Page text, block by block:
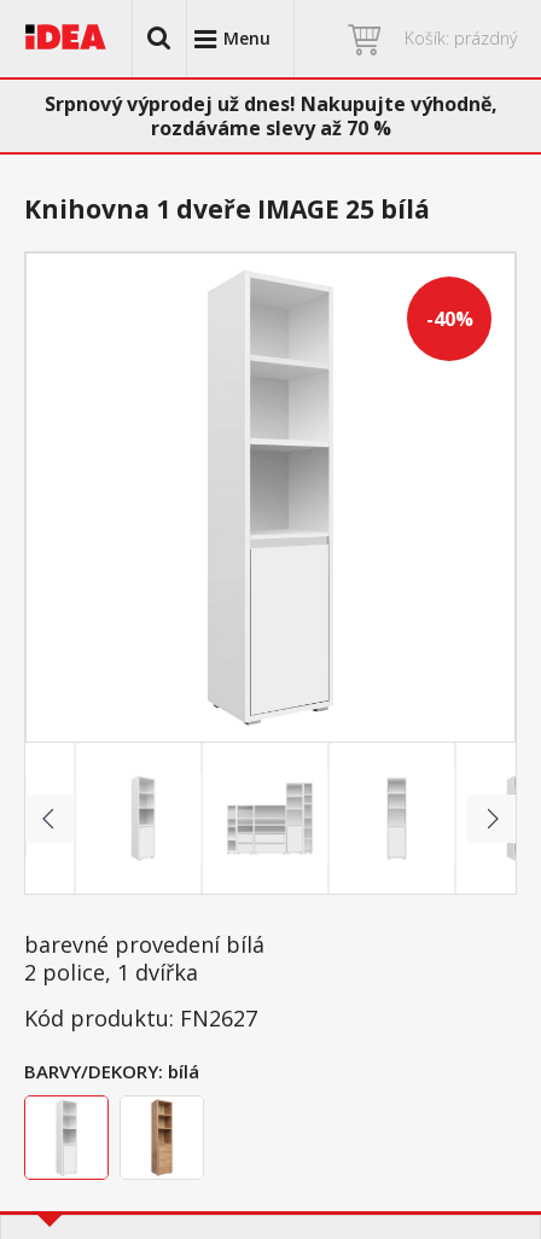
Menu Košík: prázdný
Srpnový výprodej už dnes! Nakupujte výhodně,
rozdáváme slevy až 70 %
-40%
Knihovna 1 dveře IMAGE 25 bílá
barevné provedení bílá
2 police, 1 dvířka
Kód produktu: FN2627
BARVY/DEKORY: bílá